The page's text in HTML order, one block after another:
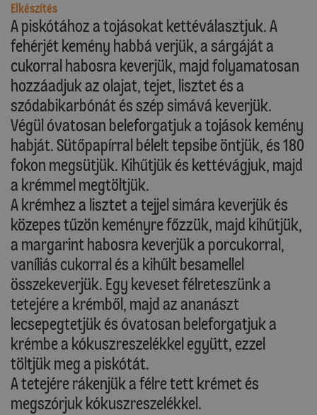
Elkészítés
A piskótához a tojásokat kettéválasztjuk. A
fehérjét kemény habbá verjük, a sárgáját a
cukorral habosra keverjük, majd folyamatosan
hozzáadjuk az olajat, tejet, lisztet és a
szódabikarbónát és szép simává keverjük.
Végül óvatosan beleforgatjuk a tojások kemény
habját. Sütőpapírral bélelt tepsibe öntjük, és 180
fokon megsütjük. Kihűtjük és kettévágjuk, majd
a krémmel megtöltjük.
A krémhez a lisztet a tejjel simára keverjük és
közepes tűzön keményre főzzük, majd kihűtjük,
a margarint habosra keverjük a porcukorral,
vaníliás cukorral és a kihűlt besamellel
összekeverjük. Egy keveset félreteszünk a
tetejére a krémből, majd az ananászt
lecsepegtetjük és óvatosan beleforgatjuk a
krémbe a kókuszreszelékkel együtt, ezzel
töltjük meg a piskótát.
A tetejére rákenjük a félre tett krémet és
megszórjuk kókuszreszelékkel.